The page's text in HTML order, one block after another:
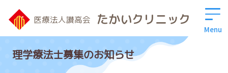
医療法人讃高会 たかいクリニック
Menu
理学療法士募集のお知らせ